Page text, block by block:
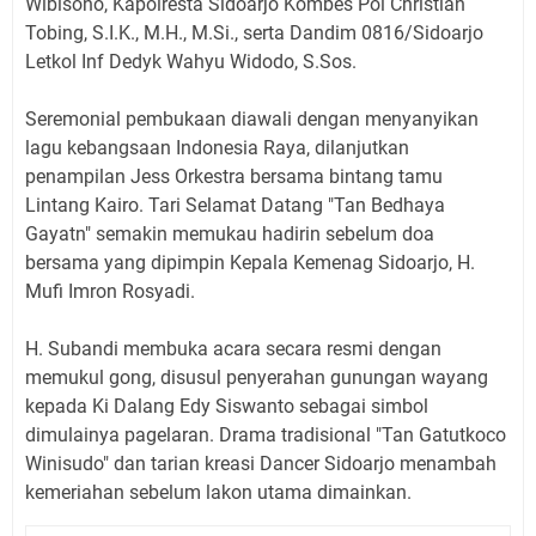
Tobing, S.I.K., M.H., M.Si., serta Dandim 0816/Sidoarjo
Letkol Inf Dedyk Wahyu Widodo, S.Sos.
Seremonial pembukaan diawali dengan menyanyikan
lagu kebangsaan Indonesia Raya, dilanjutkan
penampilan Jess Orkestra bersama bintang tamu
Lintang Kairo. Tari Selamat Datang "Tan Bedhaya
Gayatn" semakin memukau hadirin sebelum doa
bersama yang dipimpin Kepala Kemenag Sidoarjo, H.
Mufi Imron Rosyadi.
H. Subandi membuka acara secara resmi dengan
memukul gong, disusul penyerahan gunungan wayang
kepada Ki Dalang Edy Siswanto sebagai simbol
dimulainya pagelaran. Drama tradisional "Tan Gatutkoco
Winisudo" dan tarian kreasi Dancer Sidoarjo menambah
kemeriahan sebelum lakon utama dimainkan.